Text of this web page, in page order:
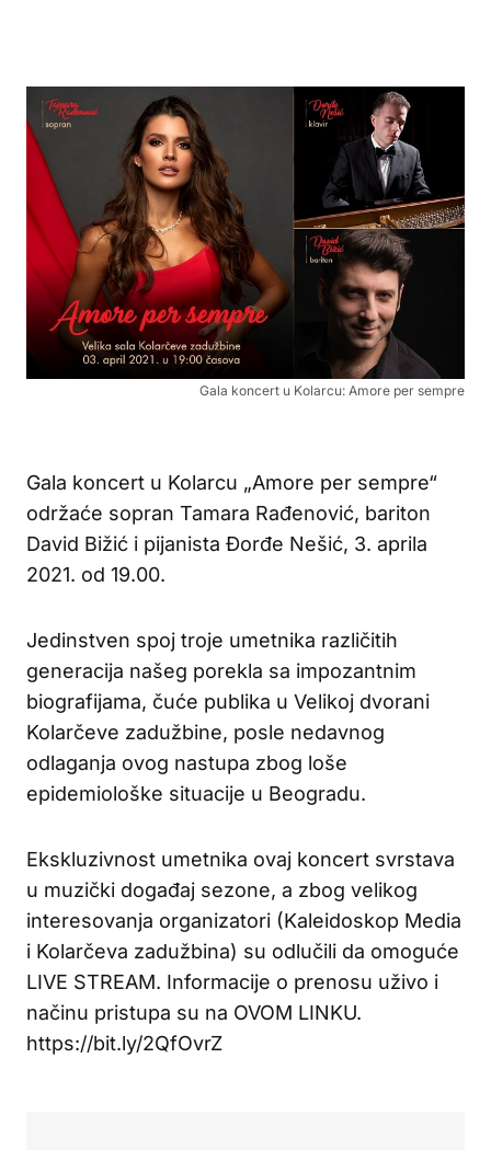
Gala koncert u Kolarcu: Amore per sempre
Gala koncert u Kolarcu „Amore per sempre“
održaće sopran Tamara Rađenović, bariton
David Bižić i pijanista Đorđe Nešić, 3. aprila
2021. od 19.00.
Jedinstven spoj troje umetnika različitih
generacija našeg porekla sa impozantnim
biografijama, čuće publika u Velikoj dvorani
Kolarčeve zadužbine, posle nedavnog
odlaganja ovog nastupa zbog loše
epidemiološke situacije u Beogradu.
Ekskluzivnost umetnika ovaj koncert svrstava
u muzički događaj sezone, a zbog velikog
interesovanja organizatori (Kaleidoskop Media
i Kolarčeva zadužbina) su odlučili da omoguće
LIVE STREAM. Informacije o prenosu uživo i
načinu pristupa su na OVOM LINKU.
https://bit.ly/2QfOvrZ